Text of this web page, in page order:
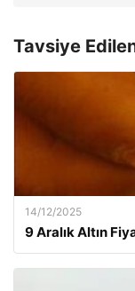
Tavsiye
14/12/2025
9 Aralık Altın